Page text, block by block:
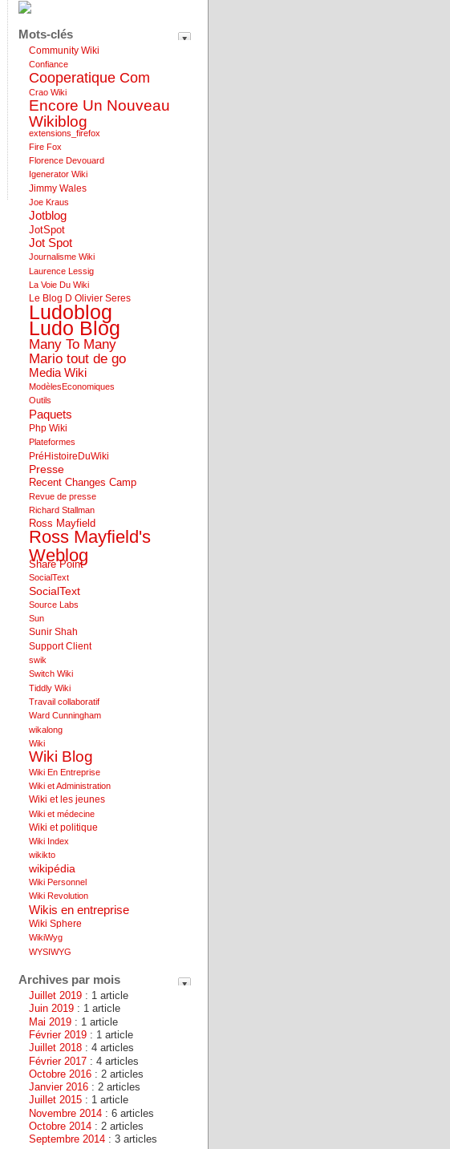
Mots-clés
Community Wiki
Confiance
Cooperatique Com
Crao Wiki
Encore Un Nouveau
Wikiblog
extensions_firefox
Fire Fox
Florence Devouard
Igenerator Wiki
Jimmy Wales
Joe Kraus
Jotblog
JotSpot
Jot Spot
Journalisme Wiki
Laurence Lessig
La Voie Du Wiki
Le Blog D Olivier Seres
Ludoblog
Ludo Blog
Many To Many
Mario tout de go
Media Wiki
ModèlesEconomiques
Outils
Paquets
Php Wiki
Plateformes
PréHistoireDuWiki
Presse
Recent Changes Camp
Revue de presse
Richard Stallman
Ross Mayfield
Ross Mayfield's
Weblog
Share Point
SocialText
SocialText
Source Labs
Sun
Sunir Shah
Support Client
swik
Switch Wiki
Tiddly Wiki
Travail collaboratif
Ward Cunningham
wikalong
Wiki
Wiki Blog
Wiki En Entreprise
Wiki et Administration
Wiki et les jeunes
Wiki et médecine
Wiki et politique
Wiki Index
wikikto
wikipédia
Wiki Personnel
Wiki Revolution
Wikis en entreprise
Wiki Sphere
WikiWyg
WYSIWYG
Archives par mois
Juillet 2019 : 1 article
Juin 2019 : 1 article
Mai 2019 : 1 article
Février 2019 : 1 article
Juillet 2018 : 4 articles
Février 2017 : 4 articles
Octobre 2016 : 2 articles
Janvier 2016 : 2 articles
Juillet 2015 : 1 article
Novembre 2014 : 6 articles
Octobre 2014 : 2 articles
Septembre 2014 : 3 articles